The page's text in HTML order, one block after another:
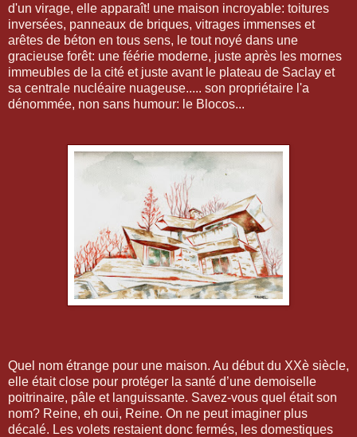
d'un virage, elle apparaît! une maison incroyable: toitures
inversées, panneaux de briques, vitrages immenses et
arêtes de béton en tous sens, le tout noyé dans une
gracieuse forêt: une féérie moderne, juste après les mornes
immeubles de la cité et juste avant le plateau de Saclay et
sa centrale nucléaire nuageuse..... son propriétaire l'a
dénommée, non sans humour: le Blocos...
Quel nom étrange pour une maison. Au début du XXè siècle,
elle était close pour protéger la santé d’une demoiselle
poitrinaire, pâle et languissante. Savez-vous quel était son
nom? Reine, eh oui, Reine. On ne peut imaginer plus
décalé. Les volets restaient donc fermés, les domestiques